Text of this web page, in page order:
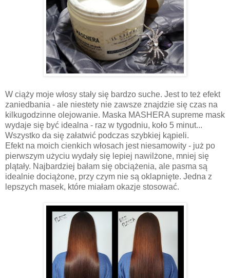
W ciąży moje włosy stały się bardzo suche. Jest to też efekt
zaniedbania - ale niestety nie zawsze znajdzie się czas na
kilkugodzinne olejowanie. Maska MASHERA supreme mask
wydaje się być idealna - raz w tygodniu, koło 5 minut...
Wszystko da się załatwić podczas szybkiej kąpieli.
Efekt na moich cienkich włosach jest niesamowity - już po
pierwszym użyciu wydały się lepiej nawilżone, mniej się
plątały. Najbardziej bałam się obciążenia, ale pasma są
idealnie dociążone, przy czym nie są oklapnięte. Jedna z
lepszych masek, które miałam okazje stosować.